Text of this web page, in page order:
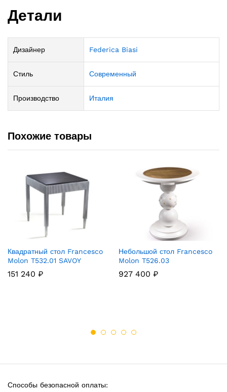
Детали
Дизайнер Federica Biasi
Стиль Современный
Производство Италия
Похожие товары
Квадратный стол Francesco
Molon T532.01 SAVOY
151 240 ₽
Небольшой стол Francesco
Molon T526.03
927 400 ₽
Способы безопасной оплаты: